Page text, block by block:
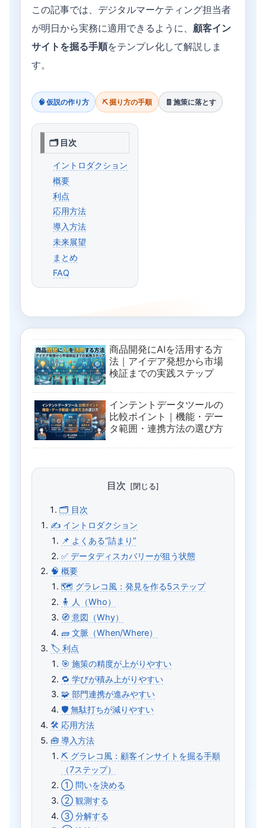
この記事では、デジタルマーケティング担当者
が明日から実務に適用できるように、 顧客イン
サイトを掘る手順をテンプレ化して解説しま
す。
🧠 仮説の作り方 ⛏ 掘り方の手順 🧾 施策に落とす
🗂 目次
イントロダクション
概要
利点
応用方法
導入方法
未来展望
まとめ
FAQ
商品開発にAIを活用する方
法｜アイデア発想から市場
検証までの実践ステップ
インテントデータツールの
比較ポイント｜機能・デー
タ範囲・連携方法の選び方
目次
🗂 目次
✍️ イントロダクション
📌 よくある“詰まり”
✅ データディスカバリーが狙う状態
🧠 概要
🗺 グラレコ風：発見を作る5ステップ
🧍 人（Who）
🧭 意図（Why）
🧱 文脈（When/Where）
🏷️ 利点
🎯 施策の精度が上がりやすい
🔁 学びが積み上がりやすい
🧩 部門連携が進みやすい
🛡 無駄打ちが減りやすい
🛠️ 応用方法
🧰 導入方法
⛏ グラレコ風：顧客インサイトを掘る手順
（7ステップ）
① 問いを決める
② 観測する
③ 分解する